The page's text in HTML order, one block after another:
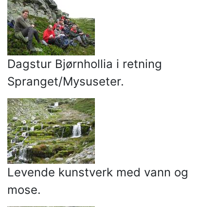
Dagstur Bjørnhollia i retning
Spranget/Mysuseter.
Levende kunstverk med vann og
mose.